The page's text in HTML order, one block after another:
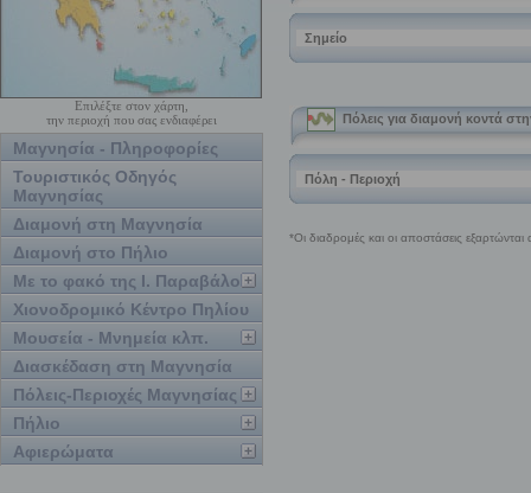
Επιλέξτε στον χάρτη,
την περιοχή που σας ενδιαφέρει
Μαγνησία - Πληροφορίες
Τουριστικός Οδηγός
Μαγνησίας
Διαμονή στη Μαγνησία
Διαμονή στο Πήλιο
Με το φακό της Ι. Παραβάλου
Χιονοδρομικό Κέντρο Πηλίου
Μουσεία - Μνημεία κλπ.
Διασκέδαση στη Μαγνησία
Πόλεις-Περιοχές Μαγνησίας
Πήλιο
Αφιερώματα